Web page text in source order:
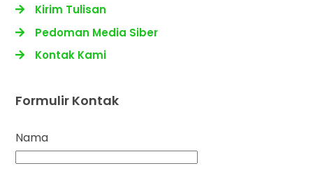
Kirim Tulisan
Pedoman Media Siber
Kontak Kami
Formulir Kontak
Nama